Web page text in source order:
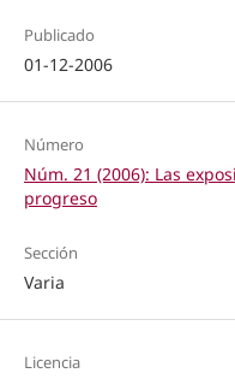
Publicado
01-12-2006
Número
Núm. 21 (2006): Las
progreso
Sección
Varia
Licencia